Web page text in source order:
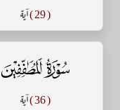
( 29 ) آية
سورة المطففين
( 36 ) آية